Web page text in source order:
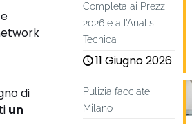
di
un
Completa ai Prezzi
2026 e all’Analisi
Tecnica
11 Giugno 2026
Pulizia facciate
Milano